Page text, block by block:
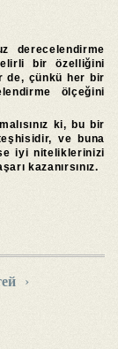
derecelendirme
bir özelliğini
de, çünkü her bir
ölçeğini
ki, bu bir
ve buna
iyi niteliklerinizi
kazanırsınız.
›